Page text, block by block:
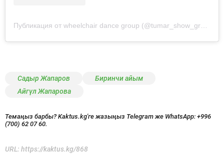
Публикация от wheelchair dance group (@tumar_show_group)
Садыр Жапаров
Биринчи айым
Айгүл Жапарова
Темаңыз барбы? Kaktus.kg'ге жазыңыз Telegram же WhatsApp: +996
(700) 62 07 60.
URL: https://kaktus.kg/868